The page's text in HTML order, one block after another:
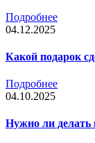
Подробнее
04.12.2025
Какой подарок
Подробнее
04.10.2025
Нужно ли делать